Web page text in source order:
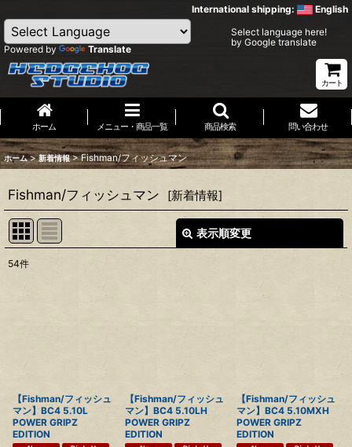
International shipping: English
Powered by Translate
Select language here!
by Google translate
カート
ホーム メニュー・商品一覧 商品検索 問い合わせ
ホーム > 新着情報 > Fishman/フィッシュマン
Fishman/フィッシュマン [新着情報]
表示順変更
54件
【Fishman/フィッシュ
マン】BC4 5.10L
POWER GRIPZ
EDITION
【Fishman/フィッシュ
マン】BC4 5.10LH
POWER GRIPZ
EDITION
【Fishman/フィッシュ
マン】BC4 5.10MXH
POWER GRIPZ
EDITION